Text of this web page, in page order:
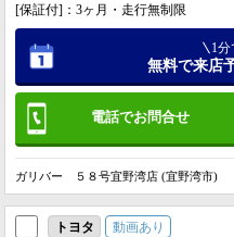
[保証付]：3ヶ月・走行無制限
電話でお問合せ
1
無料で来店
ガリバー ５８号宜野湾店 (宜野湾市)
トヨタ
動画あり